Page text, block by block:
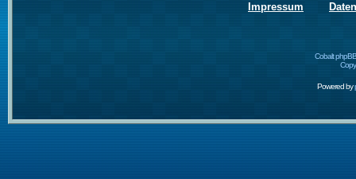
Impressum
Cobalt
Powered by